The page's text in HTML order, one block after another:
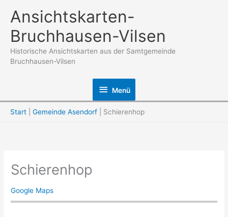
Inhalt
springen
Ansichtskarten-
Bruchhausen-Vilsen
Historische Ansichtskarten aus der Samtgemeinde
Bruchhausen-Vilsen
Menü
Menü
Start Gemeinde Asendorf Schierenhop
Schierenhop
Google Maps